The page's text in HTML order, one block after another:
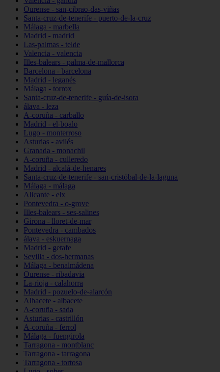
Ourense - san-cibrao-das-viñas
Santa-cruz-de-tenerife - puerto-de-la-cruz
Málaga - marbella
Madrid - madrid
Las-palmas - telde
Valencia - valencia
Illes-balears - palma-de-mallorca
Barcelona - barcelona
Madrid - leganés
Málaga - torrox
Santa-cruz-de-tenerife - guía-de-isora
álava - leza
A-coruña - carballo
Madrid - el-boalo
Lugo - monterroso
Asturias - avilés
Granada - monachil
A-coruña - culleredo
Madrid - alcalá-de-henares
Santa-cruz-de-tenerife - san-cristóbal-de-la-laguna
Málaga - málaga
Alicante - elx
Pontevedra - o-grove
Illes-balears - ses-salines
Girona - lloret-de-mar
Pontevedra - cambados
álava - eskuernaga
Madrid - getafe
Sevilla - dos-hermanas
Málaga - benalmádena
Ourense - ribadavia
La-rioja - calahorra
Madrid - pozuelo-de-alarcón
Albacete - albacete
A-coruña - sada
Asturias - castrillón
A-coruña - ferrol
Málaga - fuengirola
Tarragona - montblanc
Tarragona - tarragona
Tarragona - tortosa